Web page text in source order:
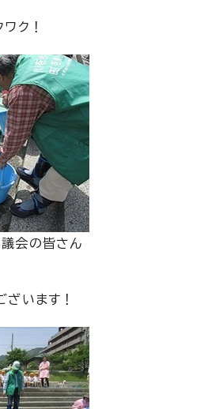
ク！
会の皆さん
ざいます！